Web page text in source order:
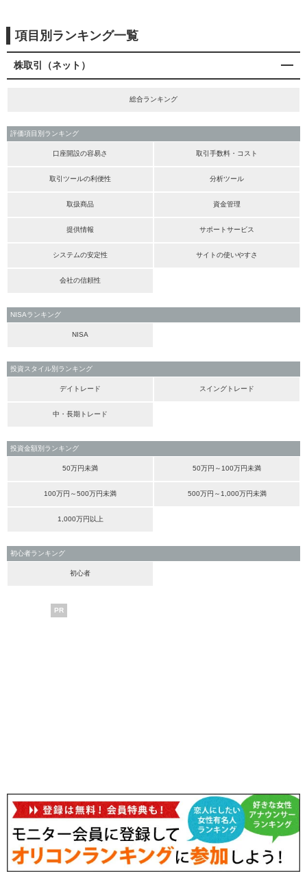
項目別ランキング一覧
株取引（ネット）
総合ランキング
評価項目別ランキング
口座開設の容易さ 取引手数料・コスト
取引ツールの利便性 分析ツール
取扱商品 資金管理
提供情報 サポートサービス
システムの安定性 サイトの使いやすさ
会社の信頼性
NISAランキング
NISA
投資スタイル別ランキング
デイトレード スイングトレード
中・長期トレード
投資金額別ランキング
50万円未満 50万円～100万円未満
100万円～500万円未満 500万円～1,000万円未満
1,000万円以上
初心者ランキング
初心者
PR